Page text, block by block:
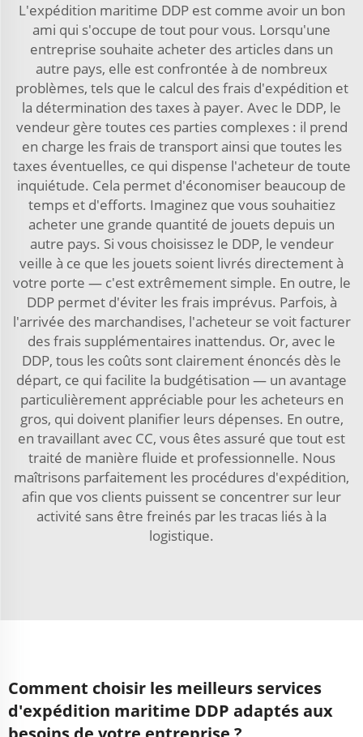
L'expédition maritime DDP est comme avoir un bon
ami qui s'occupe de tout pour vous. Lorsqu'une
entreprise souhaite acheter des articles dans un
autre pays, elle est confrontée à de nombreux
problèmes, tels que le calcul des frais d'expédition et
la détermination des taxes à payer. Avec le DDP, le
vendeur gère toutes ces parties complexes : il prend
en charge les frais de transport ainsi que toutes les
taxes éventuelles, ce qui dispense l'acheteur de toute
inquiétude. Cela permet d'économiser beaucoup de
temps et d'efforts. Imaginez que vous souhaitiez
acheter une grande quantité de jouets depuis un
autre pays. Si vous choisissez le DDP, le vendeur
veille à ce que les jouets soient livrés directement à
votre porte — c'est extrêmement simple. En outre, le
DDP permet d'éviter les frais imprévus. Parfois, à
l'arrivée des marchandises, l'acheteur se voit facturer
des frais supplémentaires inattendus. Or, avec le
DDP, tous les coûts sont clairement énoncés dès le
départ, ce qui facilite la budgétisation — un avantage
particulièrement appréciable pour les acheteurs en
gros, qui doivent planifier leurs dépenses. En outre,
en travaillant avec CC, vous êtes assuré que tout est
traité de manière fluide et professionnelle. Nous
maîtrisons parfaitement les procédures d'expédition,
afin que vos clients puissent se concentrer sur leur
activité sans être freinés par les tracas liés à la
logistique.
Comment choisir les meilleurs services
d'expédition maritime DDP adaptés aux